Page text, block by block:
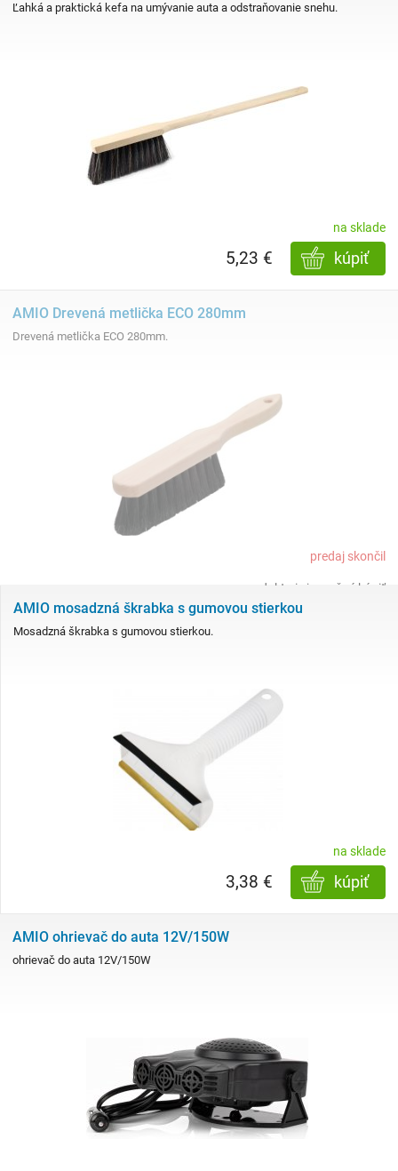
Ľahká a praktická kefa na umývanie auta a odstraňovanie snehu.
na sklade
kúpiť
5,23 €
AMIO Drevená metlička ECO 280mm
Drevená metlička ECO 280mm.
predaj skončil
produkt nie je možné kúpiť
AMIO mosadzná škrabka s gumovou stierkou
Mosadzná škrabka s gumovou stierkou.
na sklade
kúpiť
3,38 €
AMIO ohrievač do auta 12V/150W
ohrievač do auta 12V/150W